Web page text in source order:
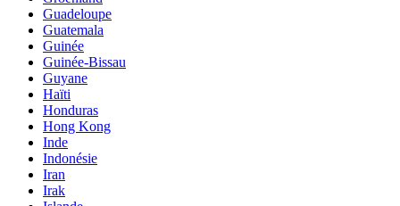
Guadeloupe
Guatemala
Guinée
Guinée-Bissau
Guyane
Haïti
Honduras
Hong Kong
Inde
Indonésie
Iran
Irak